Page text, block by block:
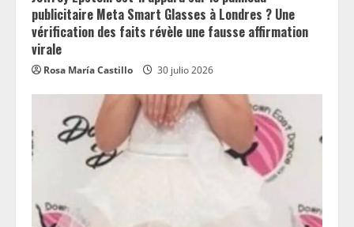
publicitaire Meta Smart Glasses à Londres ? Une
vérification des faits révèle une fausse affirmation
virale
Rosa María Castillo 30 julio 2026